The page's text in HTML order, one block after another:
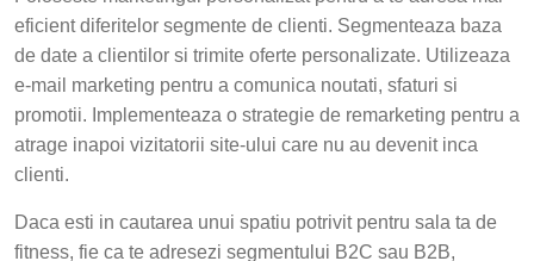
eficient diferitelor segmente de clienti. Segmenteaza baza
de date a clientilor si trimite oferte personalizate. Utilizeaza
e-mail marketing pentru a comunica noutati, sfaturi si
promotii. Implementeaza o strategie de remarketing pentru a
atrage inapoi vizitatorii site-ului care nu au devenit inca
clienti.
Daca esti in cautarea unui spatiu potrivit pentru sala ta de
fitness, fie ca te adresezi segmentului B2C sau B2B,